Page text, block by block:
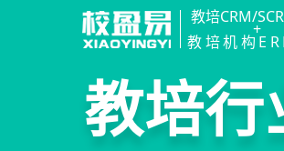
教培CRM/
+
教培机构
智能
精细化
私域招
教培行